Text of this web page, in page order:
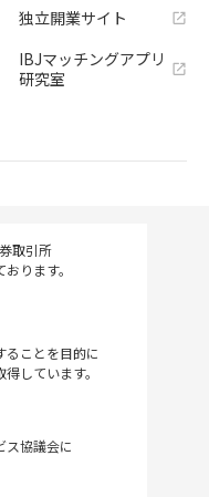
独立開業サイト
IBJマッチングアプリ
研究室
取引所
ります。
ることを目的に
しています。
ス協議会に